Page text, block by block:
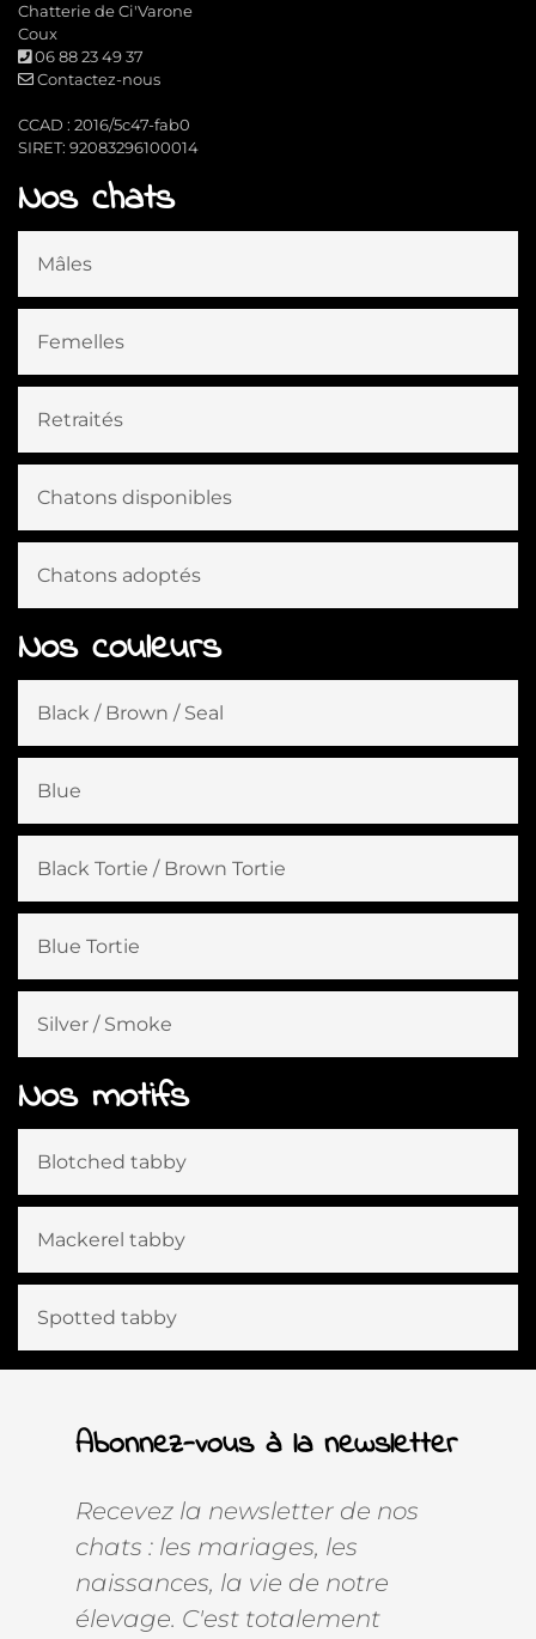
Chatterie de Ci'Varone
Coux
06 88 23 49 37
Contactez-nous
CCAD : 2016/5c47-fab0
SIRET: 92083296100014
Nos chats
Mâles
Femelles
Retraités
Chatons disponibles
Chatons adoptés
Nos couleurs
Black / Brown / Seal
Blue
Black Tortie / Brown Tortie
Blue Tortie
Silver / Smoke
Nos motifs
Blotched tabby
Mackerel tabby
Spotted tabby
Abonnez-vous à la newsletter
Recevez la newsletter de nos
chats : les mariages, les
naissances, la vie de notre
élevage. C'est totalement